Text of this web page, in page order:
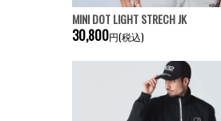
MINI DOT LIGHT STRECH JK
30,800円(税込)